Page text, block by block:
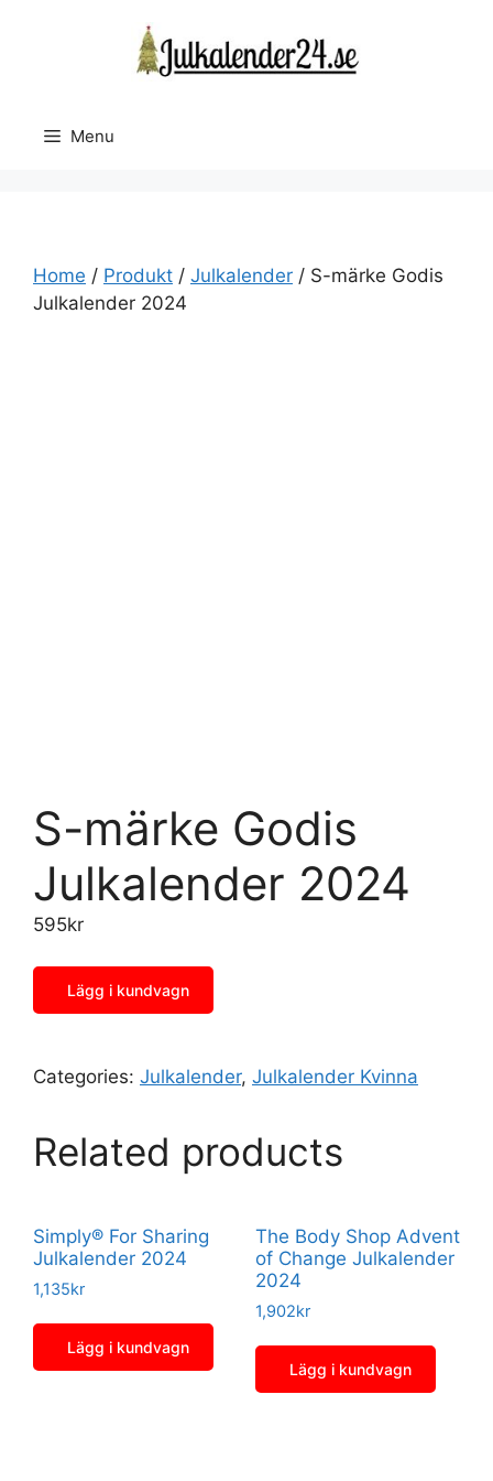
Menu
Home / Produkt / Julkalender / S-märke Godis
Julkalender 2024
S-märke Godis
Julkalender 2024
595kr
Lägg i kundvagn
Categories: Julkalender, Julkalender Kvinna
Related products
Simply® For Sharing
Julkalender 2024
1,135kr
Lägg i kundvagn
The Body Shop Advent
of Change Julkalender
2024
1,902kr
Lägg i kundvagn